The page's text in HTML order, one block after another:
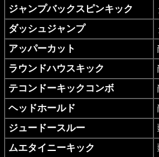
ジャンプバックスピンキック
ダッシュジャンプ
アッパーカット
ラウンドハウスキック
テコンドーキックコンボ
ヘッドホールド
ジュードースルー
ムエタイニーキック